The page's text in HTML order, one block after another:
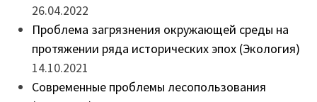
26.04.2022
Проблема загрязнения окружающей среды на
протяжении ряда исторических эпох (Экология)
14.10.2021
Современные проблемы лесопользования